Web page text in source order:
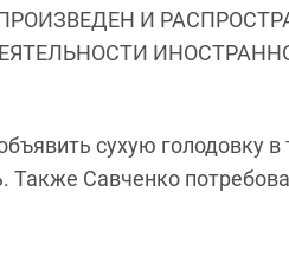
И
сухую голодовку в
Савченко